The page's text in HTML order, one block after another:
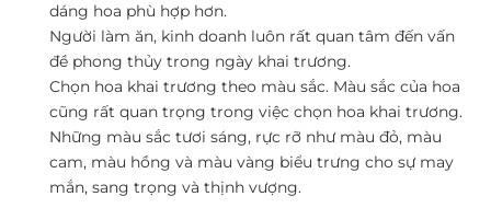
dáng hoa phù hợp hơn.
Người làm ăn, kinh doanh luôn rất quan tâm đến vấn
đề phong thủy trong ngày khai trương.
Chọn hoa khai trương theo màu sắc. Màu sắc của hoa
cũng rất quan trọng trong việc chọn hoa khai trương.
Những màu sắc tươi sáng, rực rỡ như màu đỏ, màu
cam, màu hồng và màu vàng biểu trưng cho sự may
mắn, sang trọng và thịnh vượng.